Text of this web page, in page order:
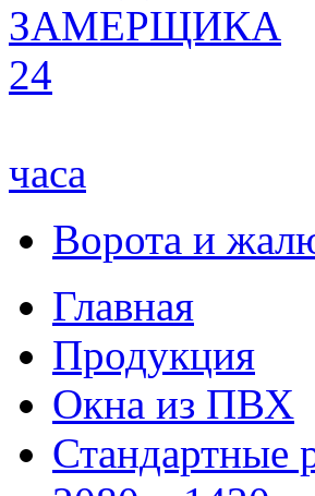
ЗАМЕРЩИКА
24
часа
Ворота и
Главная
Продукция
Окна из ПВХ
Стандартные